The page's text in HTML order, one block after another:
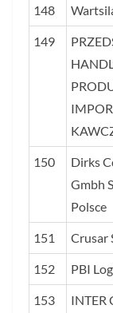
148
149
150
Dirks
Gmbh
Polsce
151 Crusar
152 PBI
153 INTER